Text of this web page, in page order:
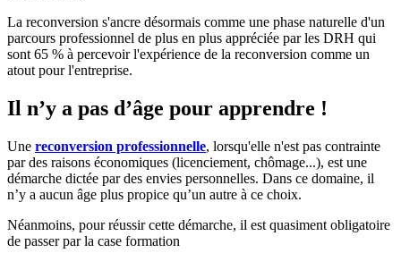
La reconversion s'ancre désormais comme une phase naturelle d'un
parcours professionnel de plus en plus appréciée par les DRH qui
sont 65 % à percevoir l'expérience de la reconversion comme un
atout pour l'entreprise.
Il n’y a pas d’âge pour apprendre !
Une reconversion professionnelle, lorsqu'elle n'est pas contrainte
par des raisons économiques (licenciement, chômage...), est une
démarche dictée par des envies personnelles. Dans ce domaine, il
n’y a aucun âge plus propice qu’un autre à ce choix.
Néanmoins, pour réussir cette démarche, il est quasiment obligatoire
de passer par la case formation